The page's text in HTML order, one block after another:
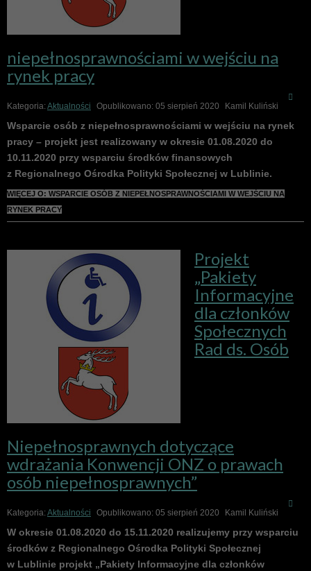
niepełnosprawnościami w wejściu na
rynek pracy
Kategoria:Aktualności Opublikowano: 05 sierpień 2020 Kamil Kuliński
Wsparcie osób z niepełnosprawnościami w wejściu na rynek
pracy – projekt jest realizowany w okresie 01.08.2020 do
10.11.2020 przy wsparciu środków finansowych
z Regionalnego Ośrodka Polityki Społecznej w Lublinie.
WIĘCEJ O: WSPARCIE OSÓB Z NIEPEŁNOSPRAWNOŚCIAMI W WEJŚCIU NA
RYNEK PRACY
Projekt
„Pakiety
Informacyjne
dla członków
Społecznych
Rad ds. Osób
Niepełnosprawnych dotyczące
wdrażania Konwencji ONZ o prawach
osób niepełnosprawnych”
Kategoria:Aktualności Opublikowano: 05 sierpień 2020 Kamil Kuliński
W okresie 01.08.2020 do 15.11.2020 realizujemy przy wsparciu
środków z Regionalnego Ośrodka Polityki Społecznej
w Lublinie projekt „Pakiety Informacyjne dla członków